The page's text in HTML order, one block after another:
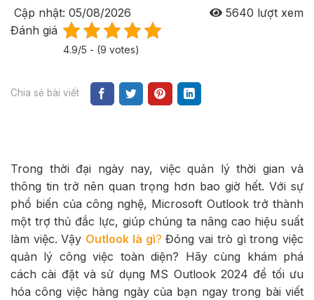
Cập nhật: 05/08/2026 5640 lượt xem
Đánh giá
4.9/5 - (9 votes)
Chia sẻ bài viết
Trong thời đại ngày nay, việc quản lý thời gian và
thông tin trở nên quan trọng hơn bao giờ hết. Với sự
phổ biến của công nghệ, Microsoft Outlook trở thành
một trợ thủ đắc lực, giúp chúng ta nâng cao hiệu suất
làm việc. Vậy Outlook là gì? Đóng vai trò gì trong việc
quản lý công việc toàn diện? Hãy cùng khám phá
cách cài đặt và sử dụng MS Outlook 2024 để tối ưu
hóa công việc hàng ngày của bạn ngay trong bài viết